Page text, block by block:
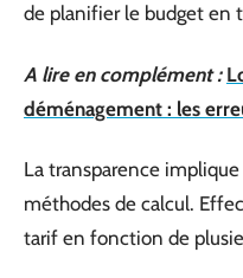
de planifier le budget en
A lire en complément :
déménagement : les
La transparence
méthodes de calcul.
tarif en fonction de